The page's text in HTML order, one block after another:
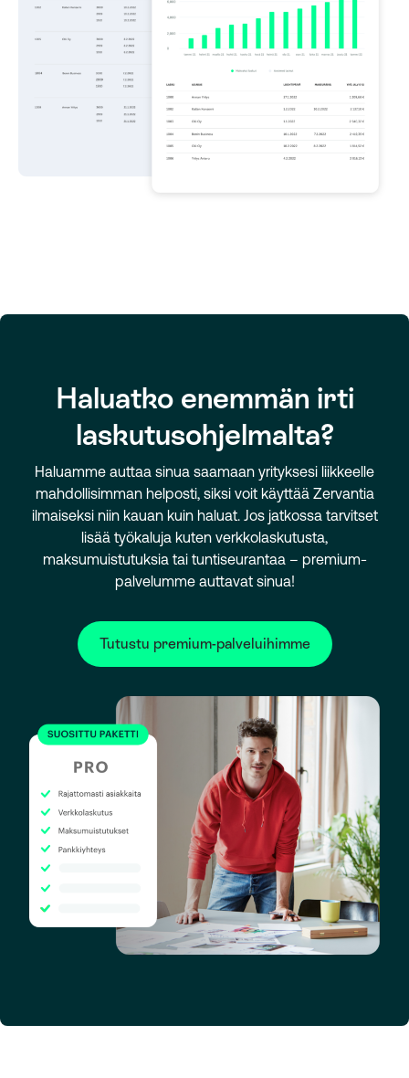
Haluatko enemmän irti
laskutusohjelmalta?
Haluamme auttaa sinua saamaan yrityksesi liikkeelle
mahdollisimman helposti, siksi voit käyttää Zervantia
ilmaiseksi niin kauan kuin haluat. Jos jatkossa tarvitset
lisää työkaluja kuten verkkolaskutusta,
maksumuistutuksia tai tuntiseurantaa – premium-
palvelumme auttavat sinua!
Tutustu premium-palveluihimme